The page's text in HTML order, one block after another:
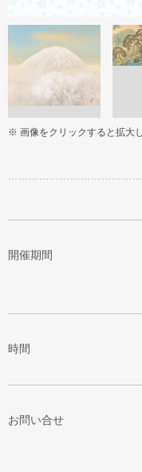
※ 画像をクリックすると拡大
開催期間
時間
お問い合せ